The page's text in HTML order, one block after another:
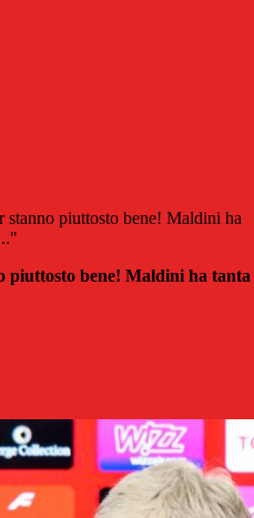
stanno piuttosto bene! Maldini ha
piuttosto bene! Maldini ha tanta